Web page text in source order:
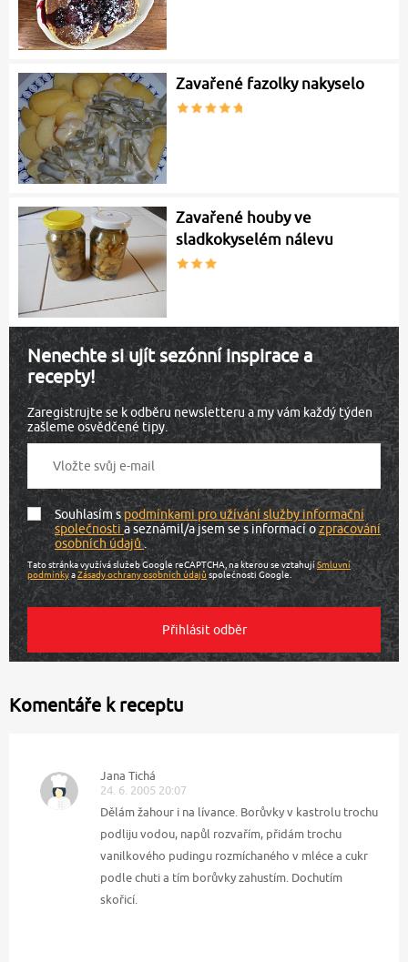
Zavařené fazolky nakyselo
Zavařené houby ve
sladkokyselém nálevu
Nenechte si ujít sezónní inspirace a
recepty!
Zaregistrujte se k odběru newsletteru a my vám každý týden
zašleme osvědčené tipy.
Souhlasím spodmínkami pro užívání služby informační
společnostia seznámil/a jsem se s informací ozpracování
osobních údajů.
Tato stránka využívá služeb Google reCAPTCHA, na kterou se vztahujíSmluvní
podmínkyaZásady ochrany osobních údajů společnosti Google.
Komentáře k receptu
Jana Tichá
24. 6. 2005 20:07
Dělám žahour i na lívance. Borůvky v kastrolu trochu
podliju vodou, napůl rozvařím, přidám trochu
vanilkového pudingu rozmíchaného v mléce a cukr
podle chuti a tím borůvky zahustím. Dochutím
skořicí.